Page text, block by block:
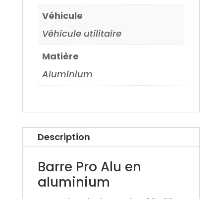
Véhicule
Véhicule utilitaire
Matière
Aluminium
Description
Barre Pro Alu en
aluminium